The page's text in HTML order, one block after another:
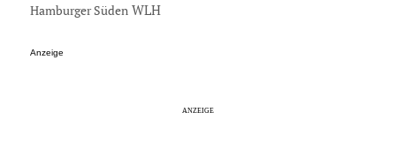
Hamburger Süden WLH
Anzeige